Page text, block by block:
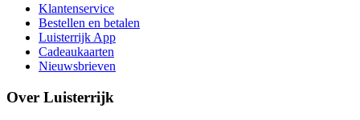
Klantenservice
Bestellen en betalen
Luisterrijk App
Cadeaukaarten
Nieuwsbrieven
Over Luisterrijk